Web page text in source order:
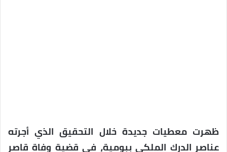
ظهرت معطيات جديدة خلال التحقيق الذي أجرته
عناصر الدرك الملكي ببومية، في قضية وفاة قاصر